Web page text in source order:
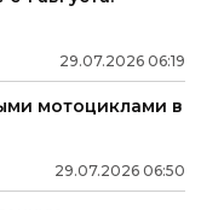
29.07.2026 06:19
мотоциклами в
29.07.2026 06:50